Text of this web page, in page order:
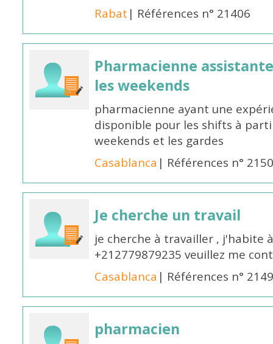
Rabat | Références n° 21406
Pharmacienne
les weekends
pharmacienne ayant une
disponible pour les shifts à
weekends et les gardes
Casablanca | Références n°
Je cherche un travail
je cherche à travailler , j'habite
+212779879235 veuillez me
Casablanca | Références n°
pharmacien